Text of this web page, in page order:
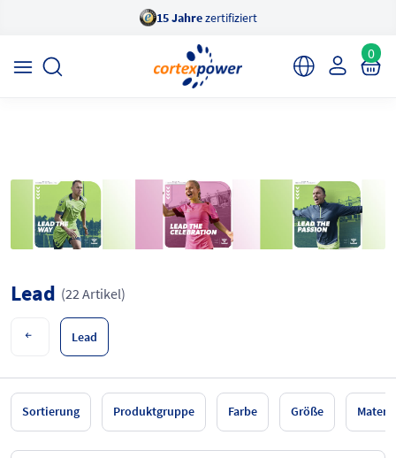
15 Jahrezertifiziert
0
cortexpower Sportshop
Lead (22 Artikel)
Lead
Sortierung Produktgruppe Farbe Größe